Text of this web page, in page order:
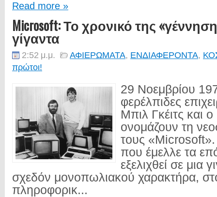
Read more »
Microsoft: Το χρονικό της
γίγαντα
2:52 μ.μ. ΑΦΙΕΡΩΜΑΤΑ, ΕΝΔΙΑΦΕΡΟΝΤΑ,
πρώτοι!
29 Νοεμβρίου
φερέλπιδες
Μπιλ Γκέιτς και
ονομάζουν τη
τους «Microsoft».
που έμελλε τα
εξελιχθεί σε μια
σχεδόν μονοπωλιακού χαρακτήρα,
πληροφορικ...